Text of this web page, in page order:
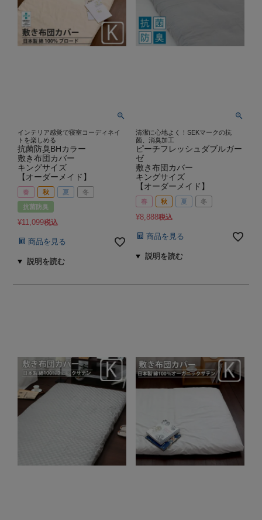
インテリア感覚で寝室コーディネイ
トを楽しめる
抗菌防臭BHカラー
敷き布団カバー
キングサイズ
【オーダーメイド】
春 秋 夏 冬
抗菌防臭
¥11,099税込
商品を見る
清潔に心地よく！SEKマークの抗
菌、消臭加工
ピーチフレッシュダブルガー
ゼ
敷き布団カバー
キングサイズ
【オーダーメイド】
春 秋 夏 冬
¥8,888税込
商品を見る